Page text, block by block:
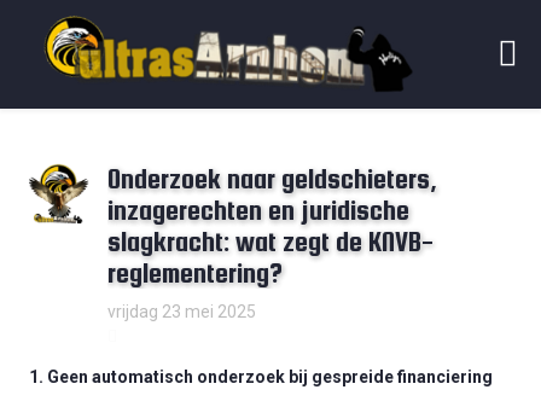
Onderzoek naar geldschieters,
inzagerechten en juridische
slagkracht: wat zegt de KNVB-
reglementering?
vrijdag 23 mei 2025
1. Geen automatisch onderzoek bij gespreide financiering